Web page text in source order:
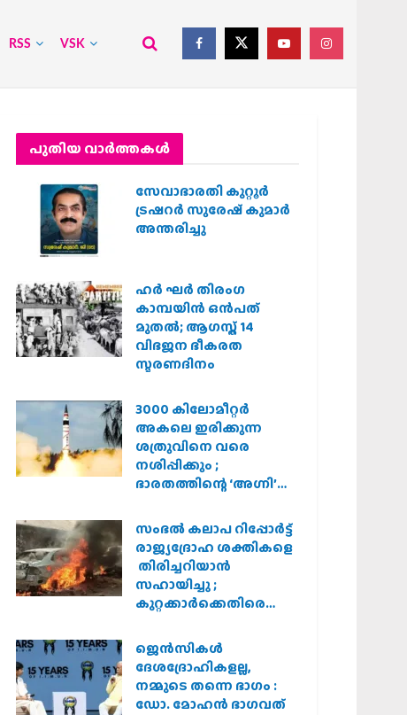
RSS VSK
പുതിയ വാര്‍ത്തകള്‍
സേവാഭാരതി കുറ്റൂർ
ട്രഷറർ സുരേഷ് കുമാർ
അന്തരിച്ചു
ഹര്‍ ഘര്‍ തിരംഗ
കാമ്പയിന്‍ ഒന്‍പത്
മുതല്‍; ആഗസ്ത് 14
വിഭജന ഭീകരത
സ്മരണദിനം
3000 കിലോമീറ്റർ
അകലെ ഇരിക്കുന്ന
ശത്രുവിനെ വരെ
നശിപ്പിക്കും ;
ഭാരതത്തിന്റെ ‘അഗ്നി’
സംഭൽ കലാപ റിപ്പോർട്ട്
രാജ്യദ്രോഹ ശക്തികളെ
തിരിച്ചറിയാൻ
സഹായിച്ചു ;
കുറ്റക്കാർക്കെതിരെ
വേണമെന്ന് വിശ്വഹിന്ദു
പരിഷത്ത്
ജെന്‍സികള്‍
ദേശദ്രോഹികളല്ല,
നമ്മുടെ തന്നെ ഭാഗം :
ഡോ. മോഹന്‍ ഭാഗവത്